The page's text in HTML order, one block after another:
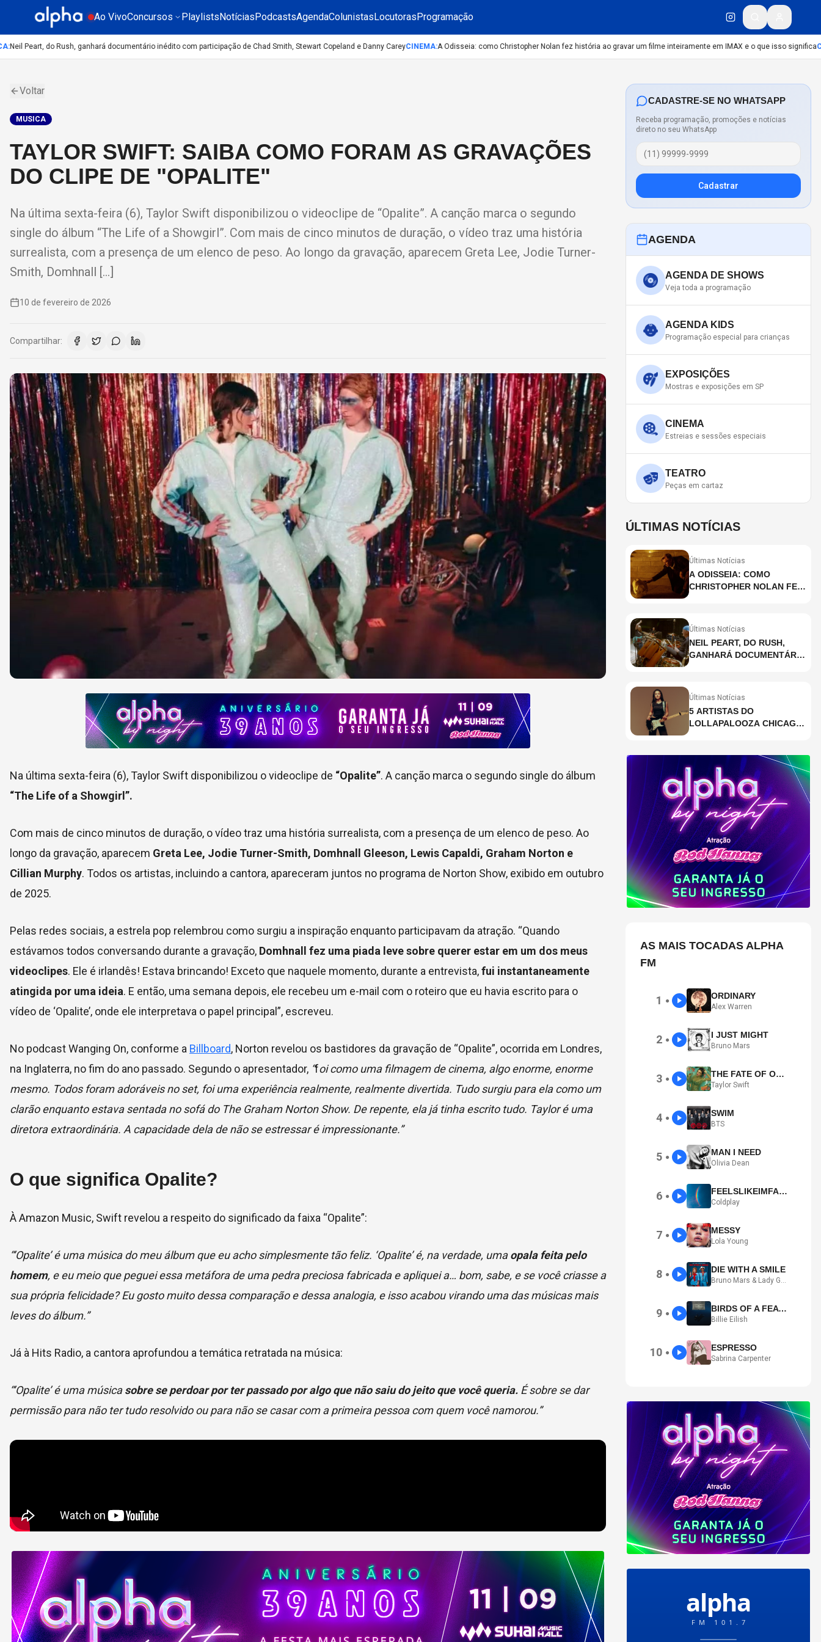
Ao VivoConcursos PlaylistsNotíciasPodcastsAgendaColunistasLocutorasProgramação
Peart, do Rush, ganhará documentário inédito com participação de Chad Smith, Stewart Copeland e Danny CareyCINEMA:A Odisseia: como Christopher Nolan fez história ao gravar um filme inteiramente em IMAX e o que isso significa
Voltar
MUSICA
TAYLOR SWIFT: SAIBA COMO FORAM AS GRAVAÇÕES
DO CLIPE DE "OPALITE"
Na última sexta-feira (6), Taylor Swift disponibilizou o videoclipe de “Opalite”. A canção marca o segundo
single do álbum “The Life of a Showgirl”. Com mais de cinco minutos de duração, o vídeo traz uma história
surrealista, com a presença de um elenco de peso. Ao longo da gravação, aparecem Greta Lee, Jodie Turner-
Smith, Domhnall […]
10 de fevereiro de 2026
Compartilhar:
Na última sexta-feira (6), Taylor Swift disponibilizou o videoclipe de “Opalite”. A canção marca o segundo single do álbum
“The Life of a Showgirl”.
Com mais de cinco minutos de duração, o vídeo traz uma história surrealista, com a presença de um elenco de peso. Ao
longo da gravação, aparecem Greta Lee, Jodie Turner-Smith, Domhnall Gleeson, Lewis Capaldi, Graham Norton e
Cillian Murphy. Todos os artistas, incluindo a cantora, apareceram juntos no programa de Norton Show, exibido em outubro
de 2025.
Pelas redes sociais, a estrela pop relembrou como surgiu a inspiração enquanto participavam da atração. “Quando
estávamos todos conversando durante a gravação, Domhnall fez uma piada leve sobre querer estar em um dos meus
videoclipes. Ele é irlandês! Estava brincando! Exceto que naquele momento, durante a entrevista,fui instantaneamente
atingida por uma ideia. E então, uma semana depois, ele recebeu um e-mail com o roteiro que eu havia escrito para o
vídeo de ‘Opalite’, onde ele interpretava o papel principal”, escreveu.
No podcast Wanging On, conforme a Billboard, Norton revelou os bastidores da gravação de “Opalite”, ocorrida em Londres,
na Inglaterra, no fim do ano passado. Segundo o apresentador, “foi como uma filmagem de cinema, algo enorme, enorme
mesmo. Todos foram adoráveis no set, foi uma experiência realmente, realmente divertida. Tudo surgiu para ela como um
clarão enquanto estava sentada no sofá do The Graham Norton Show. De repente, ela já tinha escrito tudo. Taylor é uma
diretora extraordinária. A capacidade dela de não se estressar é impressionante.”
O que significa Opalite?
À Amazon Music, Swift revelou a respeito do significado da faixa “Opalite”:
“‘Opalite’ é uma música do meu álbum que eu acho simplesmente tão feliz. ‘Opalite’ é, na verdade, umaopala feita pelo
homem, e eu meio que peguei essa metáfora de uma pedra preciosa fabricada e apliquei a… bom, sabe, e se você criasse a
sua própria felicidade? Eu gosto muito dessa comparação e dessa analogia, e isso acabou virando uma das músicas mais
leves do álbum.”
Já à Hits Radio, a cantora aprofundou a temática retratada na música:
“‘Opalite’ é uma músicasobre se perdoar por ter passado por algo que não saiu do jeito que você queria. É sobre se dar
permissão para não ter tudo resolvido ou para não se casar com a primeira pessoa com quem você namorou.”
CADASTRE-SE NO WHATSAPP
Receba programação, promoções e notícias
direto no seu WhatsApp
Cadastrar
AGENDA
AGENDA DE SHOWS
Veja toda a programação
AGENDA KIDS
Programação especial para crianças
EXPOSIÇÕES
Mostras e exposições em SP
CINEMA
Estreias e sessões especiais
TEATRO
Peças em cartaz
ÚLTIMAS NOTÍCIAS
Últimas Notícias
A ODISSEIA: COMO
CHRISTOPHER NOLAN FEZ
IMAX E O QUE ISSO
Últimas Notícias
NEIL PEART, DO RUSH,
GANHARÁ DOCUMENTÁRIO
SMITH, STEWART
CAREY
Últimas Notícias
5 ARTISTAS DO
LOLLAPALOOZA CHICAGO
AS MAIS TOCADAS ALPHA
FM
1 ● ORDINARY
Alex Warren
2 ● I JUST MIGHT
Bruno Mars
3 ● THE FATE OF OPHELIA
Taylor Swift
4 ● SWIM
BTS
5 ● MAN I NEED
Olivia Dean
6 ● FEELSLIKEIMFALLINGINLOVE
Coldplay
7 ● MESSY
Lola Young
8 ● DIE WITH A SMILE
Bruno Mars & Lady Gaga
9 ● BIRDS OF A FEATHER
Billie Eilish
10 ● ESPRESSO
Sabrina Carpenter